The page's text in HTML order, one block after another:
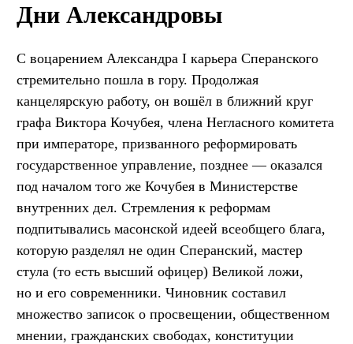
Дни Александровы
С воцарением Александра I карьера Сперанского
стремительно пошла в гору. Продолжая
канцелярскую работу, он вошёл в ближний круг
графа Виктора Кочубея, члена Негласного комитета
при императоре, призванного реформировать
государственное управление, позднее — оказался
под началом того же Кочубея в Министерстве
внутренних дел. Стремления к реформам
подпитывались масонской идеей всеобщего блага,
которую разделял не один Сперанский, мастер
стула (то есть высший офицер) Великой ложи,
но и его современники. Чиновник составил
множество записок о просвещении, общественном
мнении, гражданских свободах, конституции